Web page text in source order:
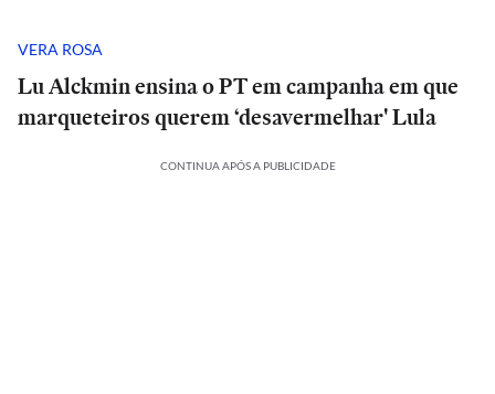
VERA ROSA
Lu Alckmin ensina o PT em campanha em que
marqueteiros querem ‘desavermelhar' Lula
CONTINUA APÓS A PUBLICIDADE